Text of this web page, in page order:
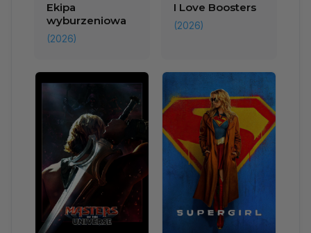
Ekipa
wyburzeniowa
(2026)
I Love Boosters
(2026)